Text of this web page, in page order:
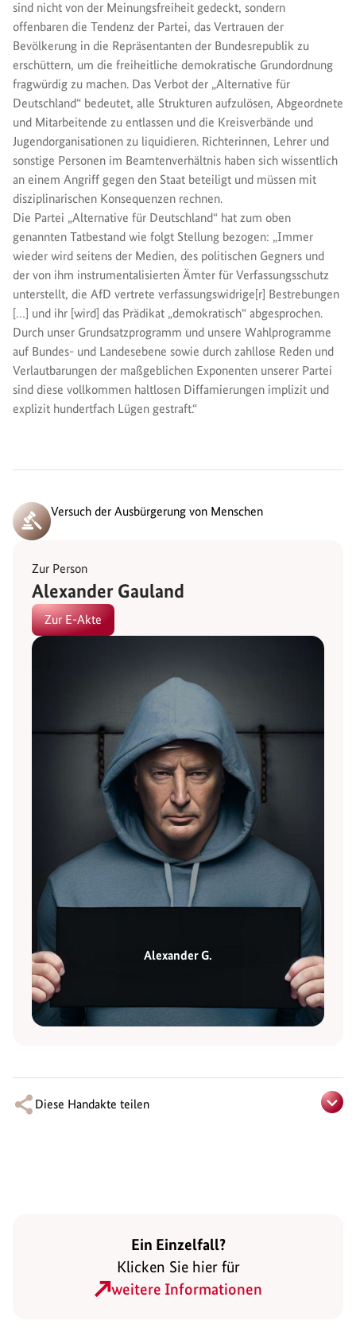
sind nicht von der Meinungsfreiheit gedeckt, sondern
offenbaren die Tendenz der Partei, das Vertrauen der
Bevölkerung in die Repräsentanten der Bundesrepublik zu
erschüttern, um die freiheitliche demokratische Grundordnung
fragwürdig zu machen. Das Verbot der „Alternative für
Deutschland“ bedeutet, alle Strukturen aufzulösen, Abgeordnete
und Mitarbeitende zu entlassen und die Kreisverbände und
Jugendorganisationen zu liquidieren. Richterinnen, Lehrer und
sonstige Personen im Beamtenverhältnis haben sich wissentlich
an einem Angriff gegen den Staat beteiligt und müssen mit
disziplinarischen Konsequenzen rechnen.
Die Partei „Alternative für Deutschland“ hat zum oben
genannten Tatbestand wie folgt Stellung bezogen: „Immer
wieder wird seitens der Medien, des politischen Gegners und
der von ihm instrumentalisierten Ämter für Verfassungsschutz
unterstellt, die AfD vertrete verfassungswidrige[r] Bestrebungen
[…] und ihr [wird] das Prädikat „demokratisch“ abgesprochen.
Durch unser Grundsatzprogramm und unsere Wahlprogramme
auf Bundes- und Landesebene sowie durch zahllose Reden und
Verlautbarungen der maßgeblichen Exponenten unserer Partei
sind diese vollkommen haltlosen Diffamierungen implizit und
explizit hundertfach Lügen gestraft.“
Versuch der Ausbürgerung von Menschen
Zur Person
Alexander Gauland
Zur E-Akte
Alexander G.
Diese Handakte teilen
Ein Einzelfall?
Klicken Sie hier für
weitere Informationen